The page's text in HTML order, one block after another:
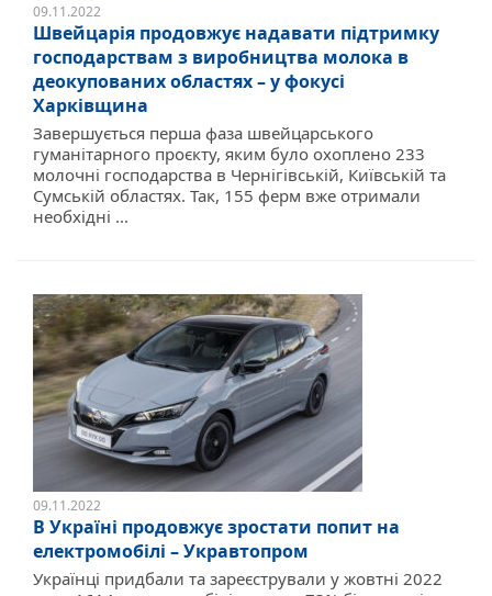
09.11.2022
Швейцарія продовжує надавати підтримку
господарствам з виробництва молока в
деокупованих областях – у фокусі
Харківщина
Завершується перша фаза швейцарського
гуманітарного проєкту, яким було охоплено 233
молочні господарства в Чернігівській, Київській та
Сумській областях. Так, 155 ферм вже отримали
необхідні ...
09.11.2022
В Україні продовжує зростати попит на
електромобілі – Укравтопром
Українці придбали та зареєстрували у жовтні 2022